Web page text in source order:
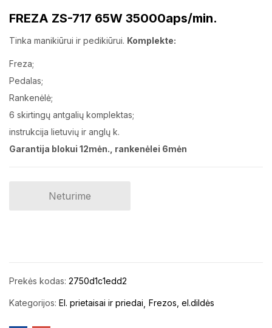
FREZA ZS-717 65W 35000aps/min.
Tinka manikiūrui ir pedikiūrui. Komplekte:
Freza;
Pedalas;
Rankenėlė;
6 skirtingų antgalių komplektas;
instrukcija lietuvių ir anglų k.
Garantija blokui 12mėn., rankenėlei 6mėn
Neturime
Prekės kodas: 2750d1c1edd2
Kategorijos: El. prietaisai ir priedai Frezos, el.dildės
Registracija